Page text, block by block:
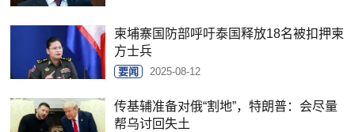
柬埔寨国防部呼吁泰国释放18名被扣押柬
方士兵
要闻 2025-08-12
传基辅准备对俄“割地”，特朗普：会尽量
帮乌讨回失土